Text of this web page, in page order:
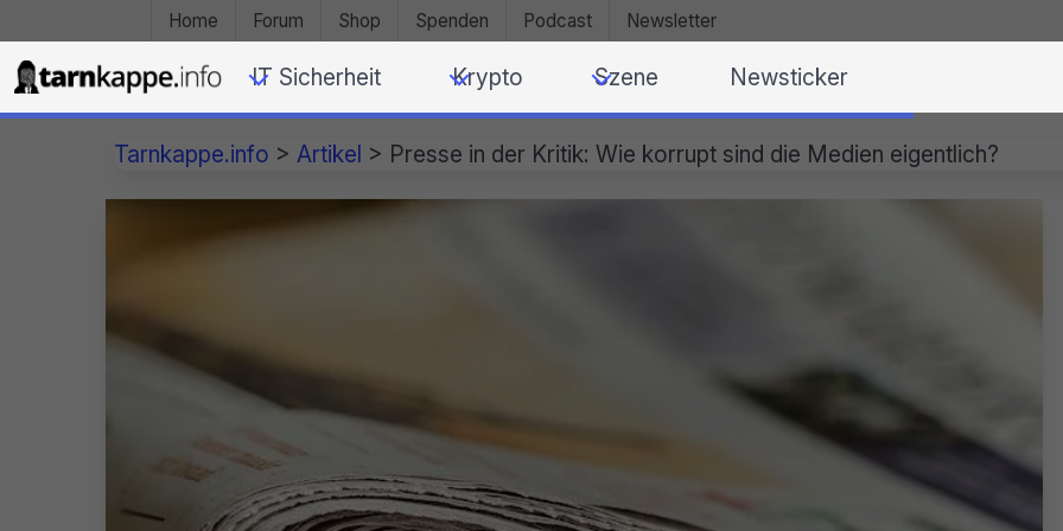
Home Forum Shop Spenden Podcast Newsletter
IT Sicherheit Krypto Szene Newsticker
Tarnkappe.info > Artikel > Presse in der Kritik: Wie korrupt sind die Medien eigentlich?